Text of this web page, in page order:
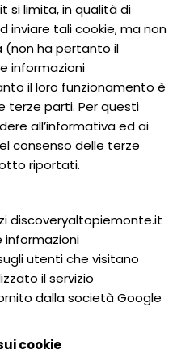
si limita, in qualità di
inviare tali cookie, ma non
(non ha pertanto il
informazioni
il loro funzionamento è
terze parti. Per questi
all’informativa ed ai
consenso delle terze
riportati.
discoveryaltopiemonte.it
informazioni
utenti che visitano
il servizio
dalla società Google
cookie